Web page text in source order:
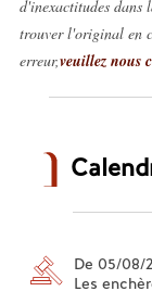
d'inexactitudes dans
trouver l'original en
erreur,veuillez nous
De 05/08/
Les